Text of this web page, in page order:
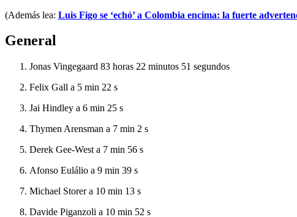
(Además lea: Luis Figo se ‘echó’ a Colombia encima: la fuerte
General
Jonas Vingegaard 83 horas 22 minutos 51 segundos
Felix Gall a 5 min 22 s
Jai Hindley a 6 min 25 s
Thymen Arensman a 7 min 2 s
Derek Gee-West a 7 min 56 s
Afonso Eulálio a 9 min 39 s
Michael Storer a 10 min 13 s
Davide Piganzoli a 10 min 52 s